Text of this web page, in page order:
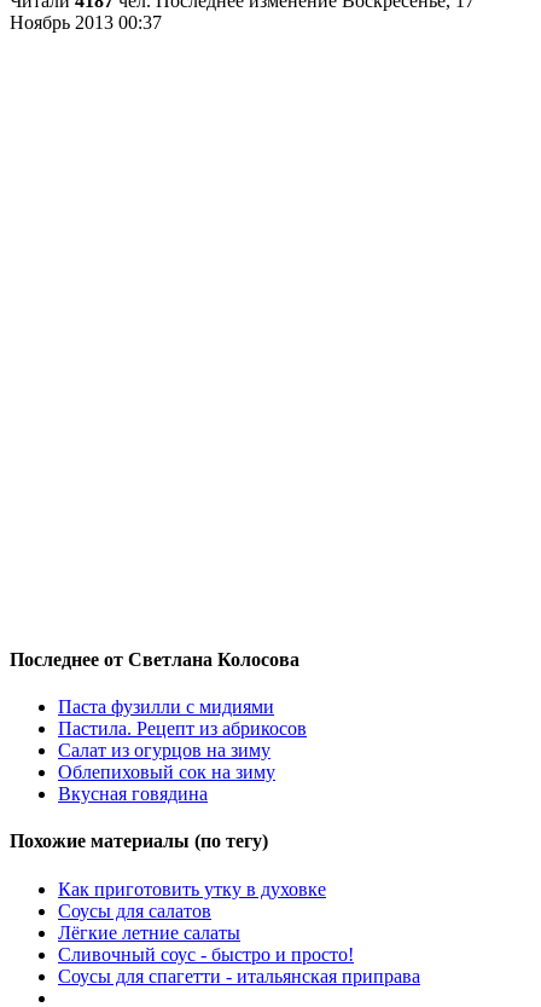
Ноябрь 2013 00:37
Последнее от Светлана Колосова
Паста фузилли с мидиями
Пастила. Рецепт из абрикосов
Салат из огурцов на зиму
Облепиховый сок на зиму
Вкусная говядина
Похожие материалы (по тегу)
Как приготовить утку в духовке
Соусы для салатов
Лёгкие летние салаты
Сливочный соус - быстро и просто!
Соусы для спагетти - итальянская приправа